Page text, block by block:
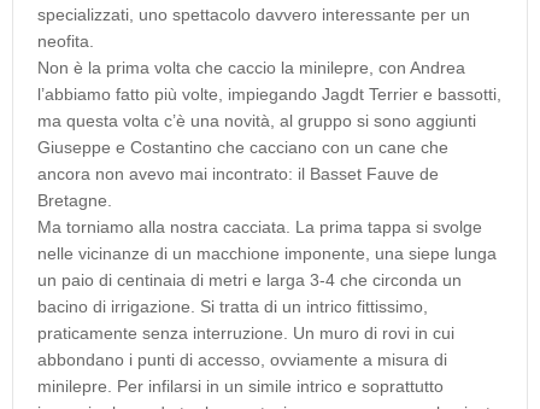
specializzati, uno spettacolo davvero interessante per un
neofita.
Non è la prima volta che caccio la minilepre, con Andrea
l’abbiamo fatto più volte, impiegando Jagdt Terrier e bassotti,
ma questa volta c’è una novità, al gruppo si sono aggiunti
Giuseppe e Costantino che cacciano con un cane che
ancora non avevo mai incontrato: il Basset Fauve de
Bretagne.
Ma torniamo alla nostra cacciata. La prima tappa si svolge
nelle vicinanze di un macchione imponente, una siepe lunga
un paio di centinaia di metri e larga 3-4 che circonda un
bacino di irrigazione. Si tratta di un intrico fittissimo,
praticamente senza interruzione. Un muro di rovi in cui
abbondano i punti di accesso, ovviamente a misura di
minilepre. Per infilarsi in un simile intrico e soprattutto